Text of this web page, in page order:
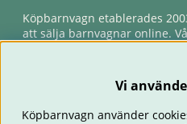
Köpbarnvagn etablerades
att sälja barnvagnar online.
förlossningsgaranti &
Vi
Köpbarnvagn använder